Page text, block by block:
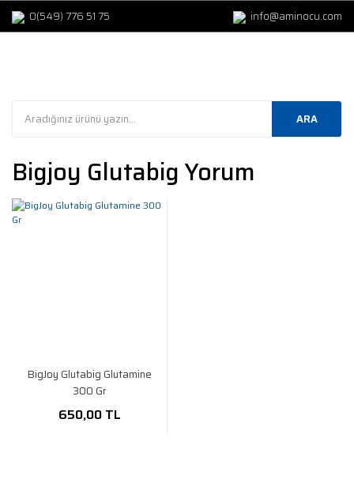
0(549) 776 51 75 info@aminocu.com
ARA
Bigjoy Glutabig Yorum
BigJoy Glutabig Glutamine
300 Gr
650,00 TL